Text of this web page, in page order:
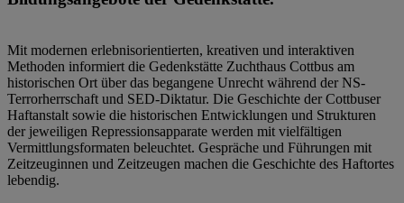
Mit modernen erlebnisorientierten, kreativen und interaktiven
Methoden informiert die Gedenkstätte Zuchthaus Cottbus am
historischen Ort über das begangene Unrecht während der NS-
Terrorherrschaft und SED-Diktatur. Die Geschichte der Cottbuser
Haftanstalt sowie die historischen Entwicklungen und Strukturen
der jeweiligen Repressionsapparate werden mit vielfältigen
Vermittlungsformaten beleuchtet. Gespräche und Führungen mit
Zeitzeuginnen und Zeitzeugen machen die Geschichte des Haftortes
lebendig.